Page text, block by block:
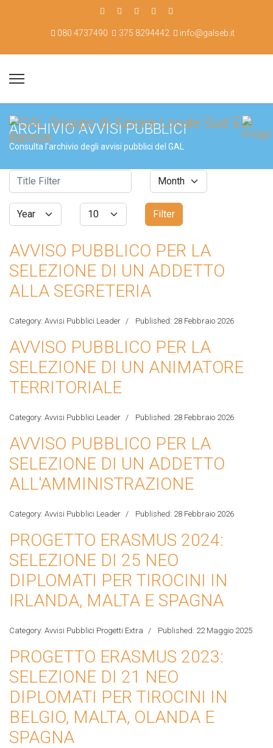
080 4737490 375 8294442 info@galseb.it
ARCHIVIO AVVISI PUBBLICI
Consulta l'archivio degli avvisi pubblici del GAL
Filters
Title Filter Month
Year Display # Filter
AVVISO PUBBLICO PER LA
SELEZIONE DI UN ADDETTO
ALLA SEGRETERIA
Category: Avvisi Pubblici Leader Published: 28 Febbraio 2026
AVVISO PUBBLICO PER LA
SELEZIONE DI UN ANIMATORE
TERRITORIALE
Category: Avvisi Pubblici Leader Published: 28 Febbraio 2026
AVVISO PUBBLICO PER LA
SELEZIONE DI UN ADDETTO
ALL'AMMINISTRAZIONE
Category: Avvisi Pubblici Leader Published: 28 Febbraio 2026
PROGETTO ERASMUS 2024:
SELEZIONE DI 25 NEO
DIPLOMATI PER TIROCINI IN
IRLANDA, MALTA E SPAGNA
Category: Avvisi Pubblici Progetti Extra Published: 22 Maggio 2025
PROGETTO ERASMUS 2023:
SELEZIONE DI 21 NEO
DIPLOMATI PER TIROCINI IN
BELGIO, MALTA, OLANDA E
SPAGNA